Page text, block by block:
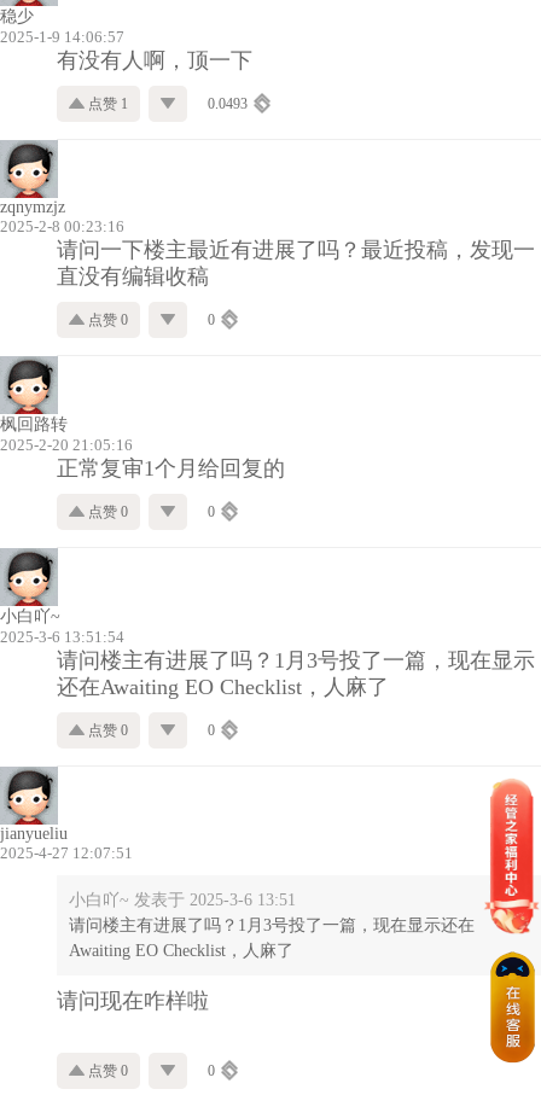
稳少
2025-1-9 14:06:57
有没有人啊，顶一下
点赞 1 0.0493
zqnymzjz
2025-2-8 00:23:16
请问一下楼主最近有进展了吗？最近投稿，发现一
直没有编辑收稿
点赞 0 0
枫回路转
2025-2-20 21:05:16
正常复审1个月给回复的
点赞 0 0
小白吖~
2025-3-6 13:51:54
请问楼主有进展了吗？1月3号投了一篇，现在显示
还在Awaiting EO Checklist，人麻了
点赞 0 0
jianyueliu
2025-4-27 12:07:51
小白吖~ 发表于 2025-3-6 13:51
请问楼主有进展了吗？1月3号投了一篇，现在显示还在
Awaiting EO Checklist，人麻了
请问现在咋样啦
点赞 0 0